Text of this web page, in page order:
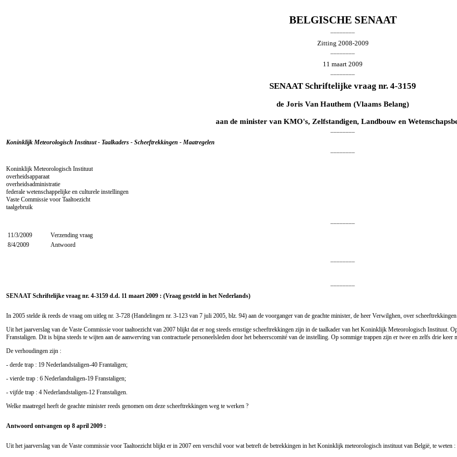
BELGISCHE SENAAT
Zitting 2008-2009
11 maart 2009
SENAAT Schriftelijke vraag nr. 4-3159
de Joris Van Hauthem (Vlaams Belang)
aan de minister van KMO's, Zelfstandigen, Landbouw en
Koninklijk Meteorologisch Instituut - Taalkaders - Scheeftrekkingen - Maatregelen
Koninklijk Meteorologisch Instituut
overheidsapparaat
overheidsadministratie
federale wetenschappelijke en culturele instellingen
Vaste Commissie voor Taaltoezicht
taalgebruik
11/3/2009
Verzending vraag
8/4/2009
Antwoord
SENAAT Schriftelijke vraag nr. 4-3159 d.d. 11 maart 2009 : (Vraag gesteld in het Nederlands)
In 2005 stelde ik reeds de vraag om uitleg nr. 3-728 (Handelingen nr. 3-123 van 7 juli 2005, blz. 94) aan de voorganger van de geachte minister, de heer Verwilghen, over
Uit het jaarverslag van de Vaste Commissie voor taaltoezicht van 2007 blijkt dat er nog steeds ernstige scheeftrekkingen zijn in de taalkader van het Koninklijk Meteorologisch Instituut.
Franstaligen. Dit is bijna steeds te wijten aan de aanwerving van contractuele personeelsleden door het beheerscomité van de instelling. Op sommige trappen zijn er twee en zelfs drie
De verhoudingen zijn :
- derde trap : 19 Nederlandstaligen-40 Frantaligen;
- vierde trap : 6 Nederlandtaligen-19 Franstaligen;
- vijfde trap : 4 Nederlandstaligen-12 Franstaligen.
Welke maatregel heeft de geachte minister reeds genomen om deze scheeftrekkingen weg te werken ?
Antwoord ontvangen op 8 april 2009 :
Uit het jaarverslag van de Vaste commissie voor Taaltoezicht blijkt er in 2007 een verschil voor wat betreft de betrekkingen in het Koninklijk meteorologisch instituut van België, te weten :